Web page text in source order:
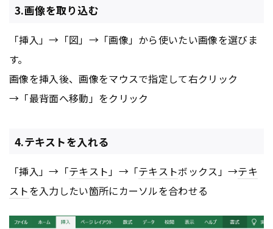
3.画像を取り込む
「挿入」→「図」→「画像」から使いたい画像を選びま
す。
画像を挿入後、画像をマウスで指定して右クリック
→「最背面へ移動」をクリック
4.テキストを入れる
「挿入」→「テキスト」→「テキストボックス」→テキ
ストを入力したい箇所にカーソルを合わせる